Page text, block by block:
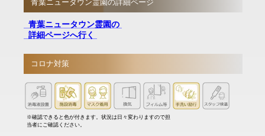
青葉ニュータウン霊園の詳細ページ
青葉ニュータウン霊園の
詳細ページへ行く
コロナ対策
※確認できると色が付きます。状況は日々変わりますので担
当者にご確認ください。